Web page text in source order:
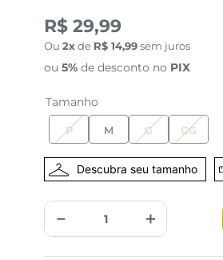
R$ 29,99
Ou 2 de R$ 14,99sem juros
ou 5% de desconto no PIX
Tamanho
P M G GG
＋
－